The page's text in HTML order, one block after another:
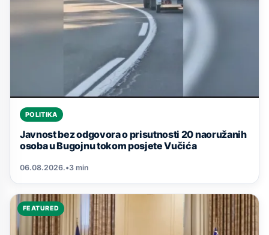
POLITIKA
Javnost bez odgovora o prisutnosti 20 naoružanih
osoba u Bugojnu tokom posjete Vučića
06.08.2026.•3 min
FEATURED